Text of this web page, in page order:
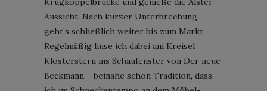
Aussicht. Nach kurzer Unterbrechung
geht’s schließlich weiter bis zum Markt.
Regelmäßig linse ich dabei am Kreisel
Klosterstern ins Schaufenster von Der neue
Beckmann – beinahe schon Tradition, dass